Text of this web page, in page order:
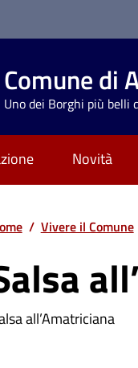
Comune di
Uno dei Borghi più belli
Novità
/ Vivere il Comune
all’Amatriciana